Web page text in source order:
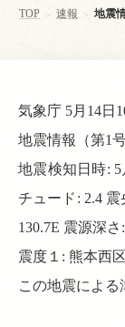
TOP > 速報 > 地震
気象庁 5月14日
地震情報（第1号
地震検知日時:
チュード: 2.4
130.7E 震源深さ
震度１: 熊本西
この地震による